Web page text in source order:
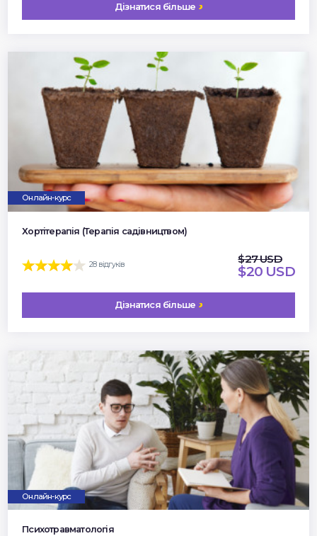
Дізнатися більше
Онлайн-курс
Хортітерапія (Терапія садівництвом)
28 відгуків $27 USD
$20 USD
Дізнатися більше
Онлайн-курс
Психотравматологія